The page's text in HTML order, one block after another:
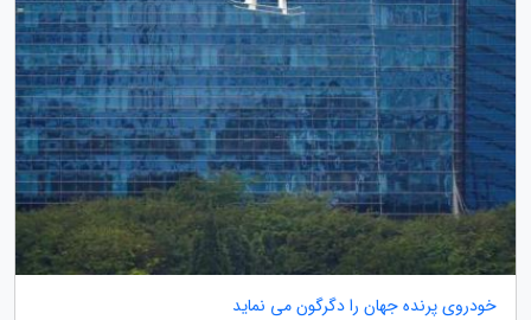
خودروی پرنده جهان را دگرگون می نماید